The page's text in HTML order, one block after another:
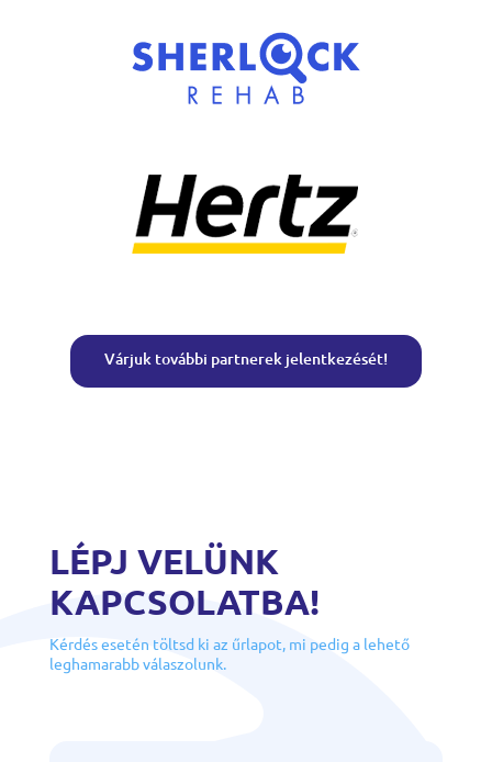
Várjuk további partnerek jelentkezését!
LÉPJ VELÜNK
KAPCSOLATBA!
Kérdés esetén töltsd ki az űrlapot, mi pedig a lehető
leghamarabb válaszolunk.